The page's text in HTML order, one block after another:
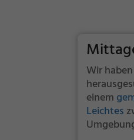
Wir
einem
Leichtes